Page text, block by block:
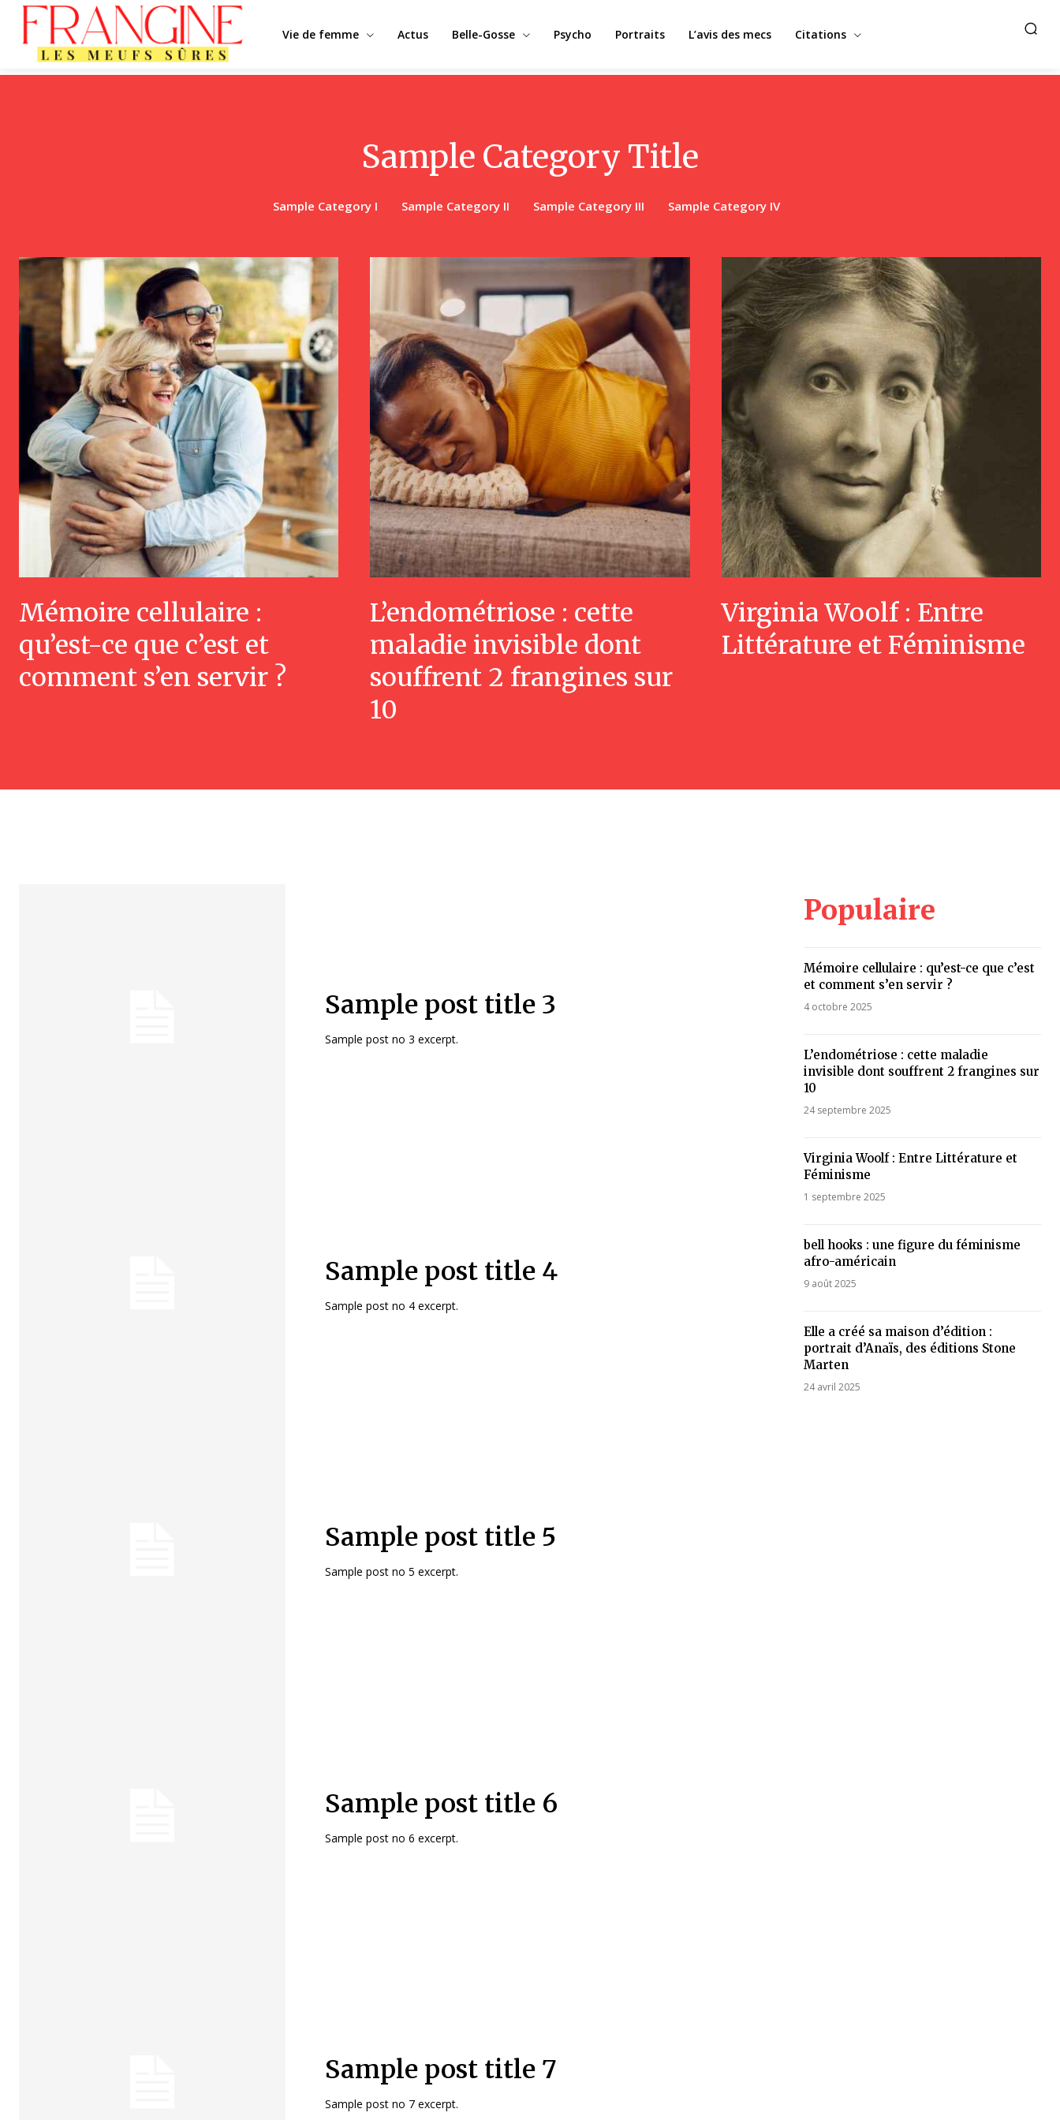
Vie de femme Actus Belle-Gosse Psycho Portraits L’avis des mecs Citations
Sample Category Title
Sample Category I Sample Category II Sample Category III Sample Category IV
Mémoire cellulaire :
qu’est-ce que c’est et
comment s’en servir ?
L’endométriose : cette
maladie invisible dont
souffrent 2 frangines sur
10
Virginia Woolf : Entre
Littérature et Féminisme
Sample post title 3
Sample post no 3 excerpt.
Sample post title 4
Sample post no 4 excerpt.
Sample post title 5
Sample post no 5 excerpt.
Sample post title 6
Sample post no 6 excerpt.
Sample post title 7
Sample post no 7 excerpt.
Populaire
Mémoire cellulaire : qu’est-ce que c’est
et comment s’en servir ?
4 octobre 2025
L’endométriose : cette maladie
invisible dont souffrent 2 frangines sur
10
24 septembre 2025
Virginia Woolf : Entre Littérature et
Féminisme
1 septembre 2025
bell hooks : une figure du féminisme
afro-américain
9 août 2025
Elle a créé sa maison d’édition :
portrait d’Anaïs, des éditions Stone
Marten
24 avril 2025